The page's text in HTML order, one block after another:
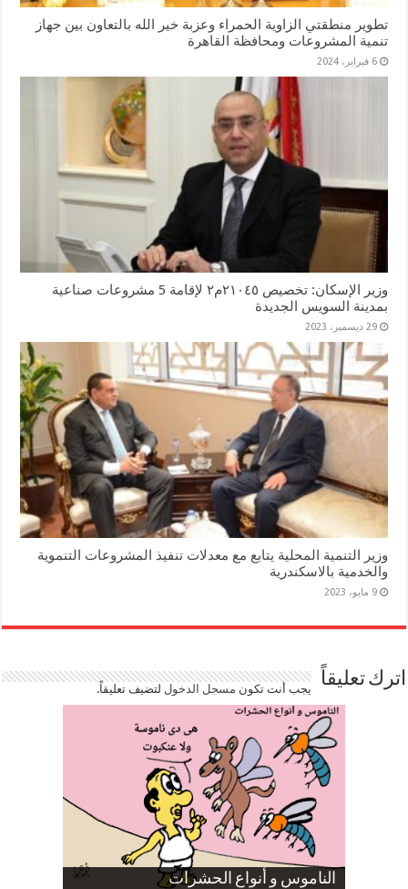
تطوير منطقتي الزاوية الحمراء وعزبة خير الله بالتعاون بين جهاز
تنمية المشروعات ومحافظة القاهرة
6 فبراير، 2024
وزير الإسكان: تخصيص ٢١٠٤٥م٢ لإقامة 5 مشروعات صناعية
بمدينة السويس الجديدة
29 ديسمبر، 2023
وزير التنمية المحلية يتابع مع معدلات تنفيذ المشروعات التنموية
والخدمية بالاسكندرية
9 مايو، 2023
اترك تعليقاً يجب أنت تكون مسجل الدخوللتضيف تعليقاً.
الناموس و أنواع الحشرات
الموظفين بعد ارتفاع الأسعار
ارتفاع نسبة الطلاق في مصر
صورة كاركاتيرية
صورة كاركاتيرية